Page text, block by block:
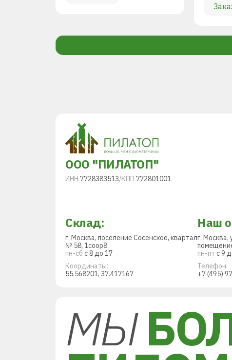
ООО "ПИЛАТОП"
ИНН 7728383513/КПП 772801001
Склад:
г. Москва, поселение Сосенское, квартал
№ 58, 1соор8
пн-сб с 8 до 17
Координаты:
55.568201, 37.417167
Наш
г. Москва,
пн-пт с 9
Телефон:
+7 (495)
МЫ